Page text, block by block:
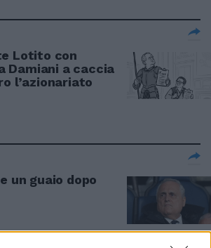
Lotito con
Damiani a caccia
l’azionariato
un guaio dopo